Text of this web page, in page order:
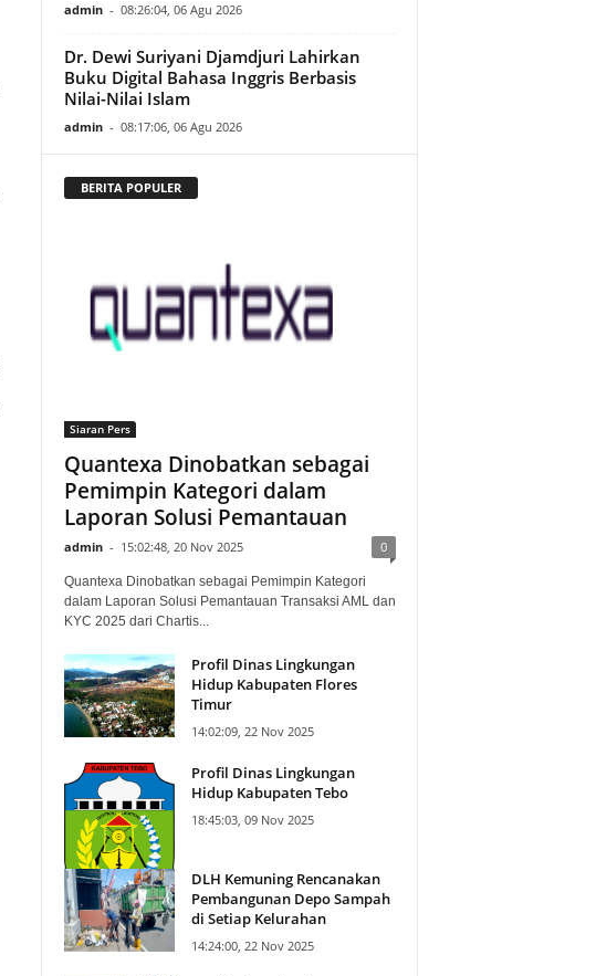
admin - 08:26:04, 06 Agu 2026
Dr. Dewi Suriyani Djamdjuri Lahirkan
Buku Digital Bahasa Inggris Berbasis
Nilai-Nilai Islam
admin - 08:17:06, 06 Agu 2026
BERITA POPULER
Siaran Pers
Quantexa Dinobatkan sebagai
Pemimpin Kategori dalam
Laporan Solusi Pemantauan
admin - 15:02:48, 20 Nov 2025 0
Quantexa Dinobatkan sebagai Pemimpin Kategori
dalam Laporan Solusi Pemantauan Transaksi AML dan
KYC 2025 dari Chartis...
Profil Dinas Lingkungan
Hidup Kabupaten Flores
Timur
14:02:09, 22 Nov 2025
Profil Dinas Lingkungan
Hidup Kabupaten Tebo
18:45:03, 09 Nov 2025
DLH Kemuning Rencanakan
Pembangunan Depo Sampah
di Setiap Kelurahan
14:24:00, 22 Nov 2025